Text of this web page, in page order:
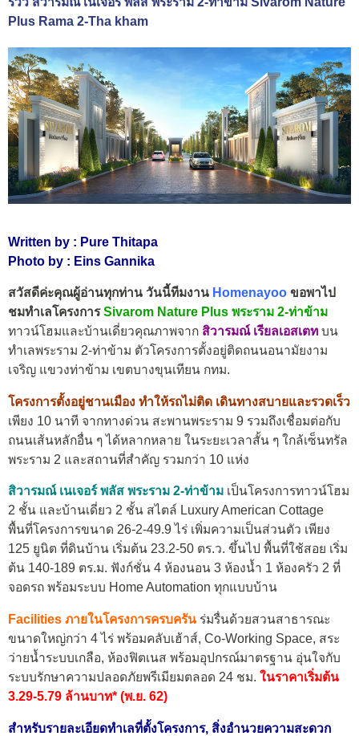
Plus Rama 2-Tha kham
Written by : Pure Thitapa
Photo by : Eins Gannika
สวัสดีค่ะคุณผู้อ่านทุกท่าน วันนี้ทีมงาน Homenayoo ขอพาไป
ชมทำเลโครงการSivarom Nature Plus พระราม 2-ท่าข้าม
ทาวน์โฮมและบ้านเดี่ยวคุณภาพจาก สิวารมณ์ เรียลเอสเตท บน
ทำเลพระราม 2-ท่าข้าม ตัวโครงการตั้งอยู่ติดถนนอนามัยงาม
เจริญ แขวงท่าข้าม เขตบางขุนเทียน กทม.
โครงการตั้งอยู่ชานเมือง ทำให้รถไม่ติด เดินทางสบายและรวดเร็ว
เพียง 10 นาที จากทางด่วน สะพานพระราม 9 รวมถึงเชื่อมต่อกับ
ถนนเส้นหลักอื่น ๆ ได้หลากหลาย ในระยะเวลาสั้น ๆ ใกล้เซ็นทรัล
พระราม 2 และสถานที่สำคัญ รวมกว่า 10 แห่ง
สิวารมณ์ เนเจอร์ พลัส พระราม 2-ท่าข้าม เป็นโครงการทาวน์โฮม
2 ชั้น และบ้านเดี่ยว 2 ชั้น สไตล์ Luxury American Cottage
พื้นที่โครงการขนาด 26-2-49.9 ไร่ เพิ่มความเป็นส่วนตัว เพียง
125 ยูนิต ที่ดินบ้าน เริ่มต้น 23.2-50 ตร.ว. ขึ้นไป พื้นที่ใช้สอย เริ่ม
ต้น 140-189 ตร.ม. ฟังก์ชั่น 4 ห้องนอน 3 ห้องน้ำ 1 ห้องครัว 2 ที่
จอดรถ พร้อมระบบ Home Automation ทุกแบบบ้าน
Facilities ภายในโครงการครบครัน ร่มรื่นด้วยสวนสาธารณะ
ขนาดใหญ่กว่า 4 ไร่ พร้อมคลับเฮ้าส์, Co-Working Space, สระ
ว่ายน้ำระบบเกลือ, ห้องฟิตเนส พร้อมอุปกรณ์มาตรฐาน อุ่นใจกับ
ระบบรักษาความปลอดภัยพรีเมียมตลอด 24 ชม. ในราคาเริ่มต้น
3.29-5.79 ล้านบาท* (พ.ย. 62)
สำหรับรายละเอียดทำเลที่ตั้งโครงการ, สิ่งอำนวยความสะดวก